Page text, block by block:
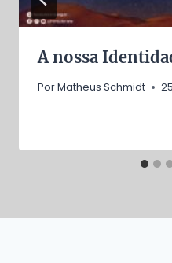
A nossa
PorMatheus Schmidt